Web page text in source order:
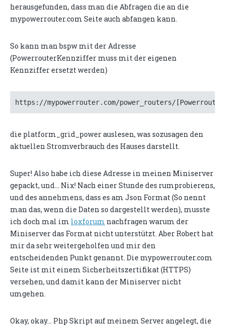
herausgefunden, dass man die Abfragen die an die
mypowerrouter.com Seite auch abfangen kann.
So kann man bspw mit der Adresse
(PowerrouterKennziffer muss mit der eigenen
Kennziffer ersetzt werden)
die platform_grid_power auslesen, was sozusagen den
aktuellen Stromverbrauch des Hauses darstellt.
Super! Also habe ich diese Adresse in meinen Miniserver
gepackt, und... Nix! Nach einer Stunde des rumprobierens,
und des annehmens, dass es am Json Format (So nennt
man das, wenn die Daten so dargestellt werden), musste
ich doch mal im loxforum nachfragen warum der
Miniserver das Format nicht unterstützt. Aber Robert hat
mir da sehr weitergeholfen und mir den
entscheidenden Punkt genannt. Die mypowerrouter.com
Seite ist mit einem Sicherheitszertifikat (HTTPS)
versehen, und damit kann der Miniserver nicht
umgehen.
Okay, okay... Php Skript auf meinem Server angelegt, die